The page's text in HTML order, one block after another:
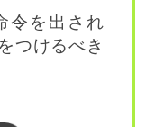
令を出され
つけるべき